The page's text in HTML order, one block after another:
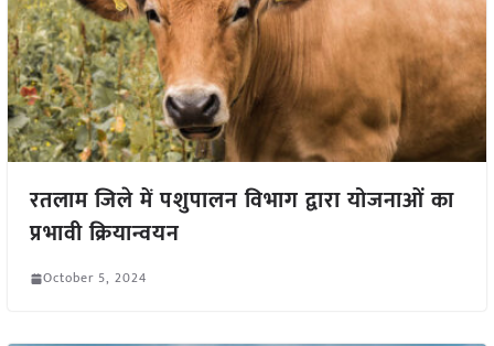
रतलाम जिले में पशुपालन विभाग द्वारा योजनाओं का
प्रभावी क्रियान्वयन
October 5, 2024